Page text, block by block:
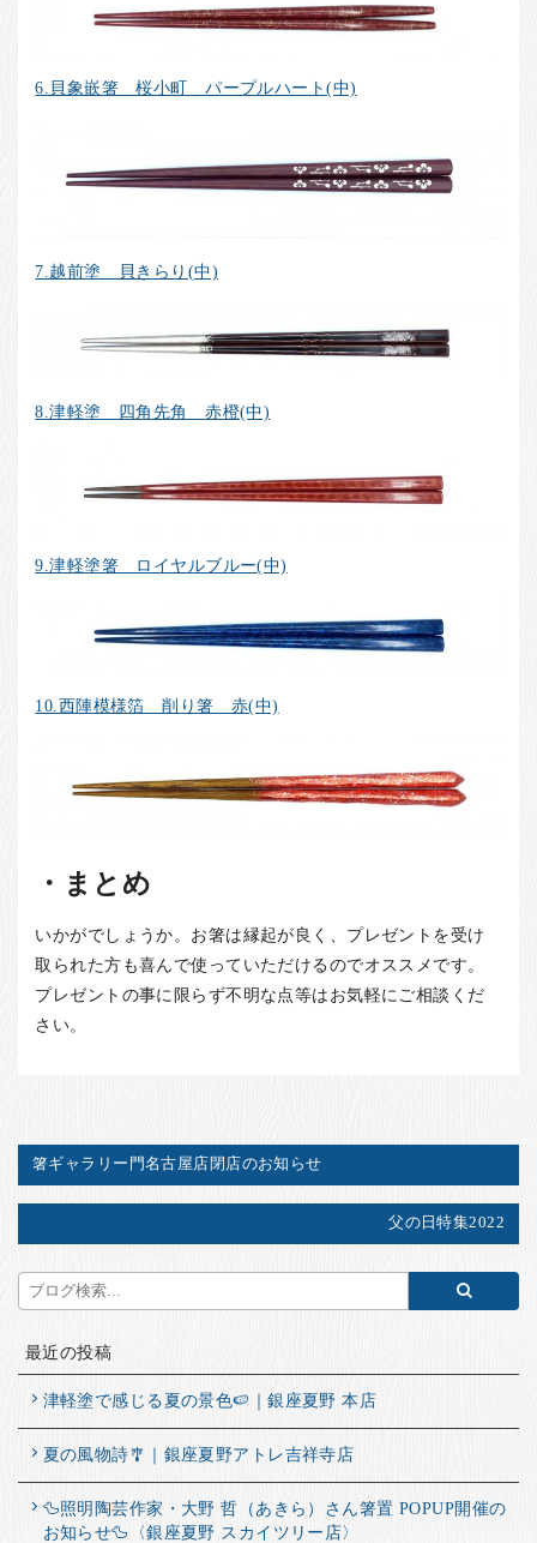
6.貝象嵌箸 桜小町 パープルハート(中)
7.越前塗 貝きらり(中)
8.津軽塗 四角先角 赤橙(中)
9.津軽塗箸 ロイヤルブルー(中)
10.西陣模様箔 削り箸 赤(中)
・まとめ
いかがでしょうか。お箸は縁起が良く、プレゼントを受け
取られた方も喜んで使っていただけるのでオススメです。
プレゼントの事に限らず不明な点等はお気軽にご相談くだ
さい。
箸ギャラリー門名古屋店閉店のお知らせ
父の日特集2022
最近の投稿
津軽塗で感じる夏の景色🍉｜銀座夏野 本店
夏の風物詩🎐｜銀座夏野アトレ吉祥寺店
🦆照明陶芸作家・大野 哲（あきら）さん箸置 POPUP開催の
お知らせ🦆〈銀座夏野 スカイツリー店〉